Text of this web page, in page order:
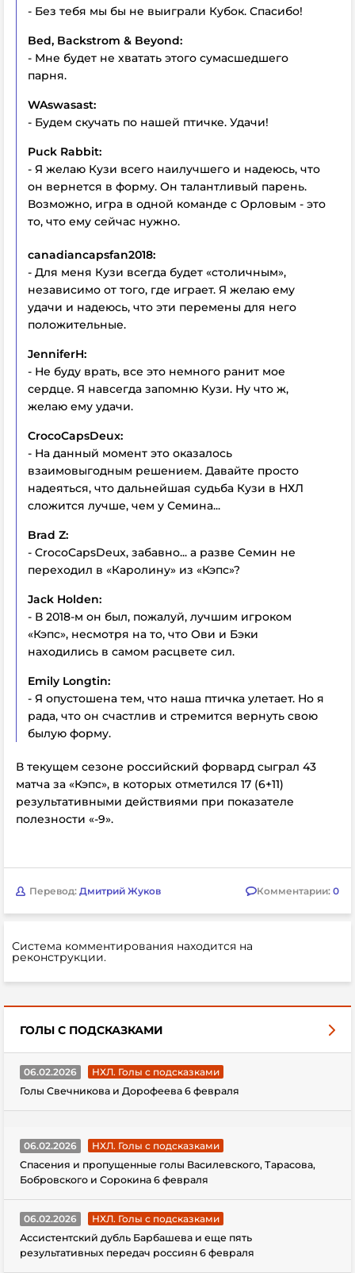
- Без тебя мы бы не выиграли Кубок. Спасибо!
Bed, Backstrom & Beyond:
- Мне будет не хватать этого сумасшедшего
парня.
WAswasast:
- Будем скучать по нашей птичке. Удачи!
Puck Rabbit:
- Я желаю Кузи всего наилучшего и надеюсь, что
он вернется в форму. Он талантливый парень.
Возможно, игра в одной команде с Орловым - это
то, что ему сейчас нужно.
canadiancapsfan2018:
- Для меня Кузи всегда будет «столичным»,
независимо от того, где играет. Я желаю ему
удачи и надеюсь, что эти перемены для него
положительные.
JenniferH:
- Не буду врать, все это немного ранит мое
сердце. Я навсегда запомню Кузи. Ну что ж,
желаю ему удачи.
CrocoCapsDeux:
- На данный момент это оказалось
взаимовыгодным решением. Давайте просто
надеяться, что дальнейшая судьба Кузи в НХЛ
сложится лучше, чем у Семина...
Brad Z:
- CrocoCapsDeux, забавно... а разве Семин не
переходил в «Каролину» из «Кэпс»?
Jack Holden:
- В 2018-м он был, пожалуй, лучшим игроком
«Кэпс», несмотря на то, что Ови и Бэки
находились в самом расцвете сил.
Emily Longtin:
- Я опустошена тем, что наша птичка улетает. Но я
рада, что он счастлив и стремится вернуть свою
былую форму.
В текущем сезоне российский форвард сыграл 43
матча за «Кэпс», в которых отметился 17 (6+11)
результативными действиями при показателе
полезности «-9».
Перевод: Дмитрий Жуков Комментарии: 0
Система комментирования находится на
реконструкции.
ГОЛЫ С ПОДСКАЗКАМИ
06.02.2026
НХЛ. Голы с подсказками
Голы Свечникова и Дорофеева 6 февраля
06.02.2026
НХЛ. Голы с подсказками
Спасения и пропущенные голы Василевского, Тарасова,
Бобровского и Сорокина 6 февраля
06.02.2026
НХЛ. Голы с подсказками
Ассистентский дубль Барбашева и еще пять
результативных передач россиян 6 февраля